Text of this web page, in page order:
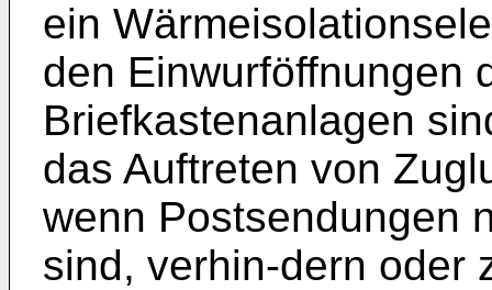
ein
den Einwurföffnungen
Briefkastenanlagen
das Auftreten von
wenn Postsendungen
sind, verhin-dern oder